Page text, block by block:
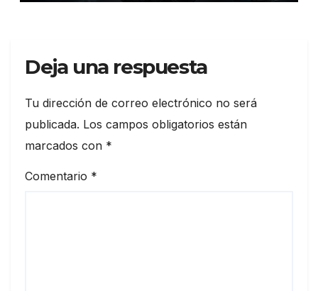
Deja una respuesta
Tu dirección de correo electrónico no será
publicada. Los campos obligatorios están
marcados con *
Comentario *